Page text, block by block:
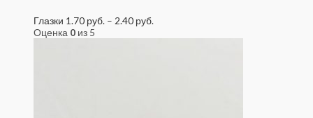
Глазки 1.70 руб. – 2.40 руб.
Оценка 0 из 5